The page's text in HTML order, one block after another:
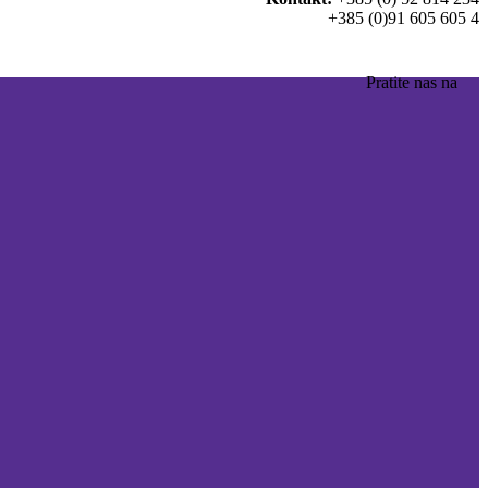
+385 (0)91 605 605 4
Pratite nas na